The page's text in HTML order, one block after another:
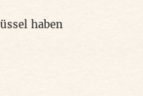
haben